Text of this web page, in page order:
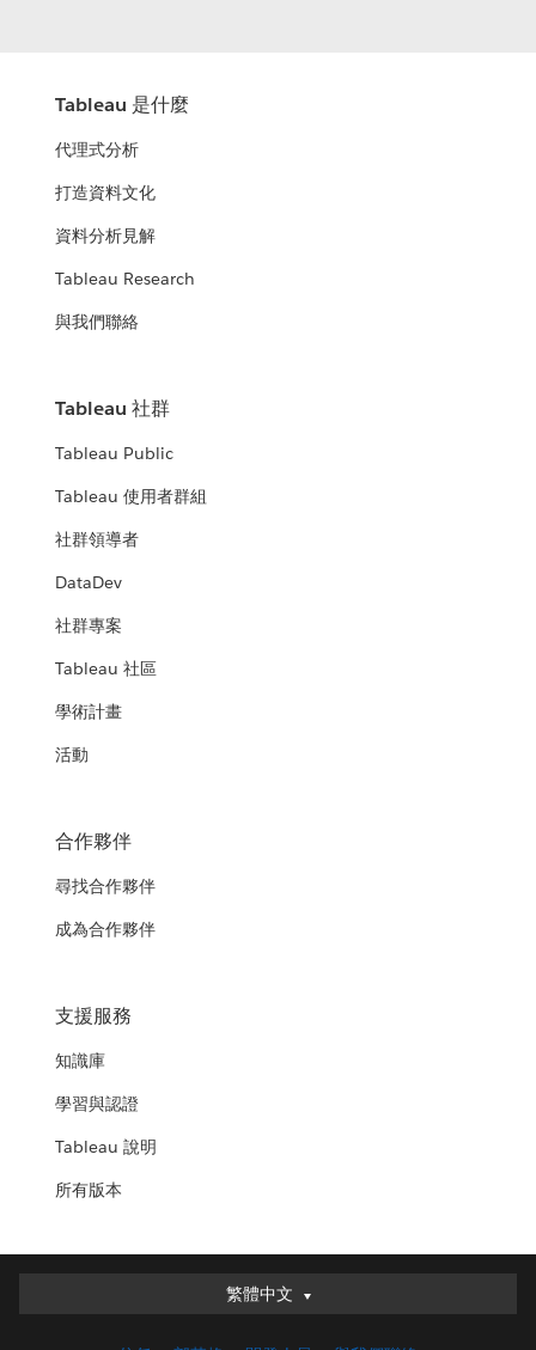
Tableau 是什麼
代理式分析
打造資料文化
資料分析見解
Tableau Research
與我們聯絡
Tableau 社群
Tableau Public
Tableau 使用者群組
社群領導者
DataDev
社群專案
Tableau 社區
學術計畫
活動
合作夥伴
尋找合作夥伴
成為合作夥伴
支援服務
知識庫
學習與認證
Tableau 說明
所有版本
繁體中文
繁體中文